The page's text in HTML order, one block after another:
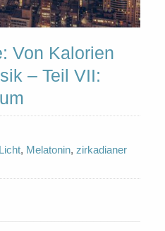
Von Kalorien
– Teil VII:
Licht, Melatonin, zirkadianer